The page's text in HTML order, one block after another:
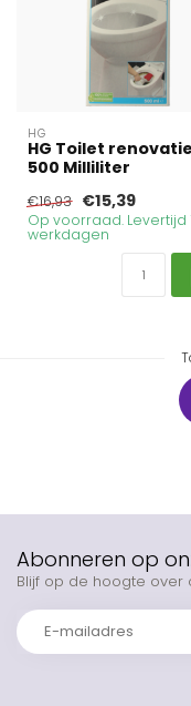
HG
HG Toilet
500 Milliliter
€16,93 €15,39
Op voorraad. Levertijd
werkdagen
Abonneren op
Blijf op de hoogte over